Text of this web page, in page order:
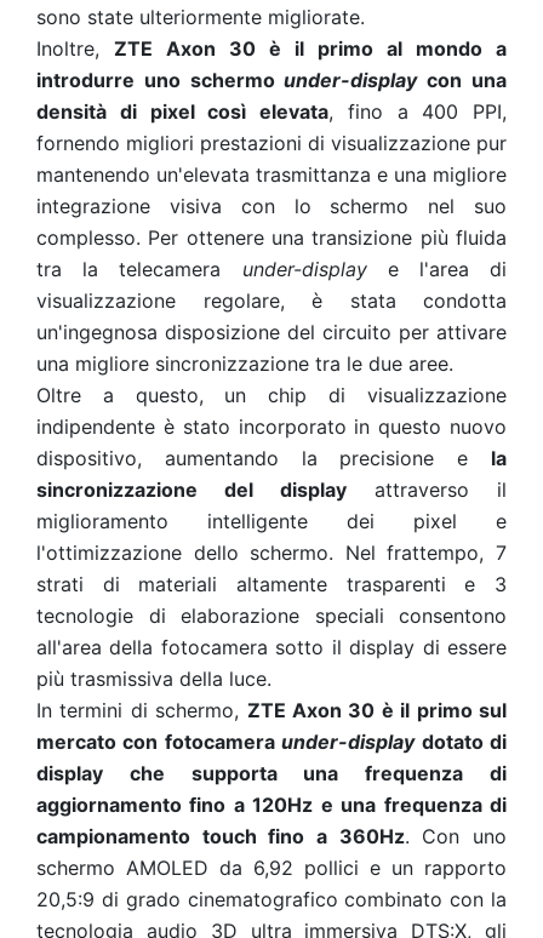
sono state ulteriormente migliorate.
Inoltre, ZTE Axon 30 è il primo al mondo a
introdurre uno schermounder-displaycon una
densità di pixel così elevata, fino a 400 PPI,
fornendo migliori prestazioni di visualizzazione pur
mantenendo un'elevata trasmittanza e una migliore
integrazione visiva con lo schermo nel suo
complesso. Per ottenere una transizione più fluida
tra la telecamera under-displaye l'area di
visualizzazione regolare, è stata condotta
un'ingegnosa disposizione del circuito per attivare
una migliore sincronizzazione tra le due aree.
Oltre a questo, un chip di visualizzazione
indipendente è stato incorporato in questo nuovo
dispositivo, aumentando la precisione e la
sincronizzazione del display attraverso il
miglioramento intelligente dei pixel e
l'ottimizzazione dello schermo. Nel frattempo, 7
strati di materiali altamente trasparenti e 3
tecnologie di elaborazione speciali consentono
all'area della fotocamera sotto il display di essere
più trasmissiva della luce.
In termini di schermo, ZTE Axon 30 è il primo sul
mercato con fotocameraunder-displaydotato di
display che supporta una frequenza di
aggiornamento fino a 120Hz e una frequenza di
campionamento touch fino a 360Hz. Con uno
schermo AMOLED da 6,92 pollici e un rapporto
20,5:9 di grado cinematografico combinato con la
tecnologia audio 3D ultra immersiva DTS:X, gli